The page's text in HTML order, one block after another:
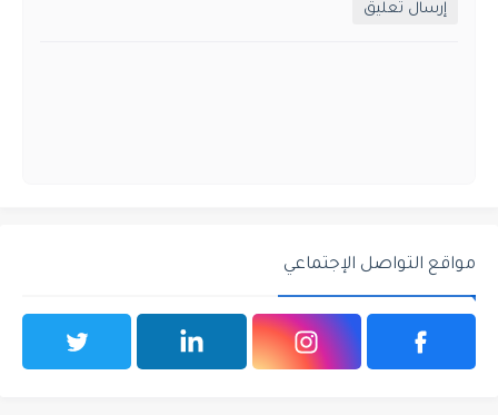
إرسال تعليق
مواقع التواصل الإجتماعي